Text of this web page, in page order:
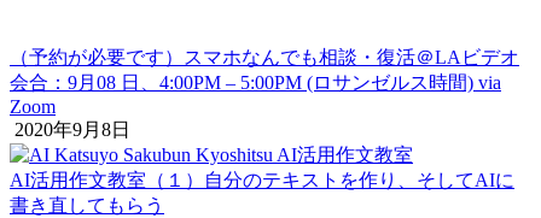
（予約が必要です）スマホなんでも相談・復活＠LAビデオ
会合：9月08 日、4:00PM – 5:00PM (ロサンゼルス時間) via
Zoom
2020年9月8日
AI活用作文教室（１）自分のテキストを作り、そしてAIに
書き直してもらう